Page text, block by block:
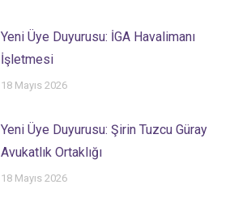
Yeni Üye Duyurusu: İGA Havalimanı
İşletmesi
18 Mayıs 2026
Yeni Üye Duyurusu: Şirin Tuzcu Güray
Avukatlık Ortaklığı
18 Mayıs 2026